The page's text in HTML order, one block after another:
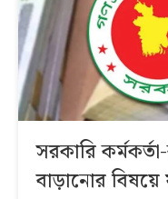
সরকারি
বাড়ানোর বিষয়ে